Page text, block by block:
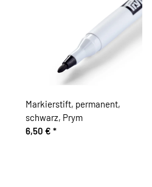
Markierstift, permanent,
schwarz, Prym
6,50 € *